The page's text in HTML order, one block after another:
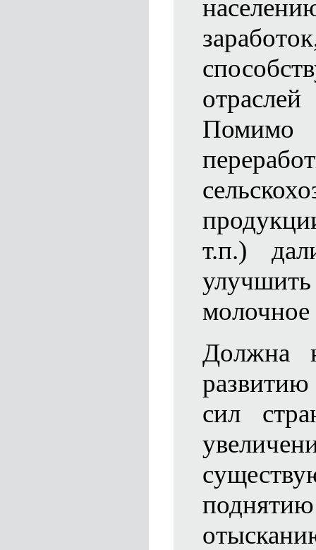
Помимо
т.п.)
молочное
Должна
сил